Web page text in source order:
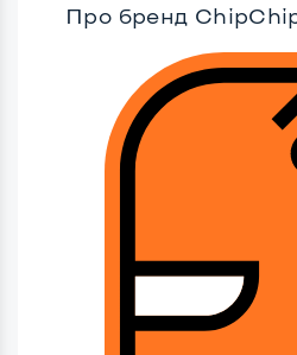
Про бренд